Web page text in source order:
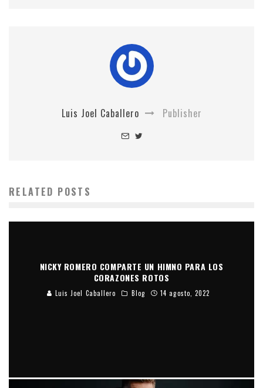
Luis Joel Caballero Publisher
RELATED POSTS
NICKY ROMERO COMPARTE UN HIMNO PARA LOS
CORAZONES ROTOS
Luis Joel Caballero Blog 14 agosto, 2022